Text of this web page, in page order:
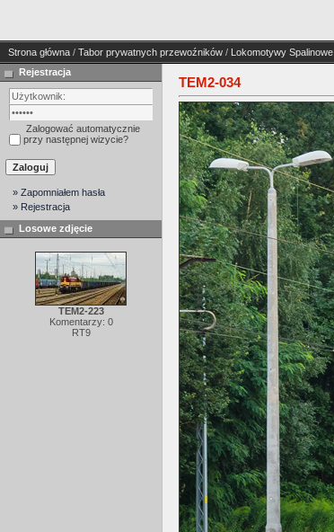
Strona główna / Tabor prywatnych przewoźników / Lokomotywy Spalinowe
Rejestracja
Zalogować automatycznie
przy następnej wizycie?
» Zapomniałem hasła
» Rejestracja
Losowe zdjęcie
TEM2-223
Komentarzy: 0
RT9
TEM2-034